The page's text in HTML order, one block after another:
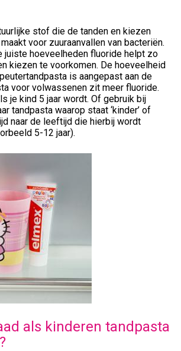
stof die de tanden en kiezen
voor zuuraanvallen van bacteriën.
juiste hoeveelheden fluoride helpt zo
kiezen te voorkomen. De hoeveelheid
is aangepast aan de
voor volwassenen zit meer fluoride.
je kind 5 jaar wordt. Of gebruik bij
tandpasta waarop staat ‘kinder’ of
naar de leeftijd die hierbij wordt
5-12 jaar).
als kinderen tandpasta